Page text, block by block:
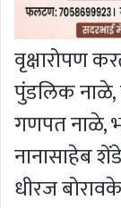
वृक्षारोपण
पुंडलिक नाळे,
गणपत नाळे,
नानासाहेब
धीरज